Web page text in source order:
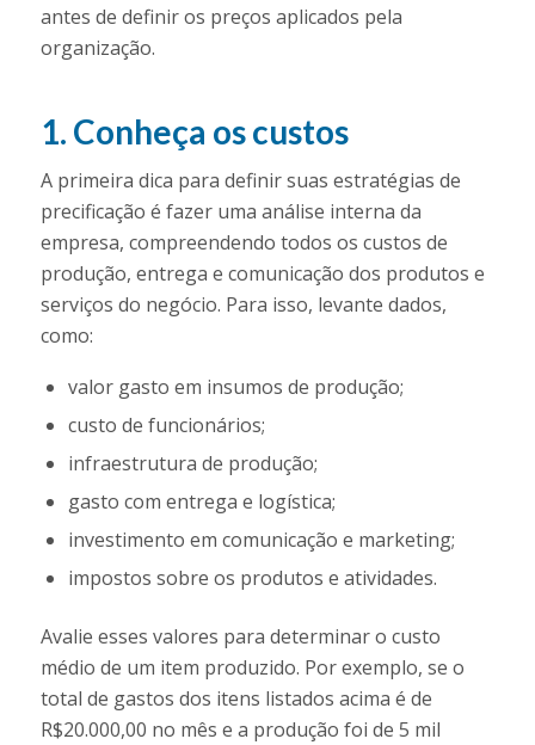
antes de definir os preços aplicados pela
organização.
1. Conheça os custos
A primeira dica para definir suas estratégias de
precificação é fazer uma análise interna da
empresa, compreendendo todos os custos de
produção, entrega e comunicação dos produtos e
serviços do negócio. Para isso, levante dados,
como:
valor gasto em insumos de produção;
custo de funcionários;
infraestrutura de produção;
gasto com entrega e logística;
investimento em comunicação e marketing;
impostos sobre os produtos e atividades.
Avalie esses valores para determinar o custo
médio de um item produzido. Por exemplo, se o
total de gastos dos itens listados acima é de
R$20.000,00 no mês e a produção foi de 5 mil